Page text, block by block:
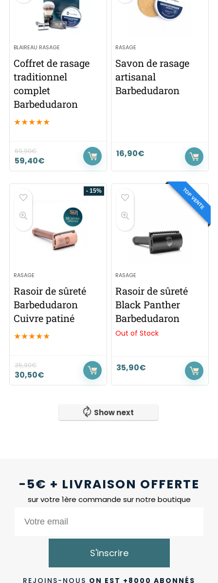
BLAIREAU RASAGE
Coffret de rasage
traditionnel
complet
Barbedudaron
★★★★★
69,90€
59,40€
RASAGE
Savon de rasage
artisanal
Barbedudaron
16,90€
- 15%
RASAGE
Rasoir de sûreté
Barbedudaron
Cuivre patiné
★★★★★
35,90€
30,50€
TOP VENTE
RASAGE
Rasoir de sûreté
Black Panther
Barbedudaron
Out of Stock
35,90€
Show next
-5€ + LIVRAISON OFFERTE
sur votre 1ère commande sur notre boutique
S'inscrire
REJOINS-NOUS ON EST +8000 ABONNÉS